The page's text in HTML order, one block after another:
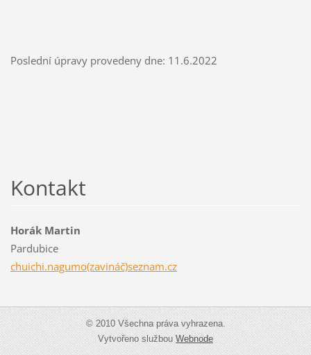
Poslední úpravy provedeny dne: 11.6.2022
Kontakt
Horák Martin
Pardubice
chuichi.nagumo(zavináč)seznam.cz
© 2010 Všechna práva vyhrazena.
Vytvořeno službouWebnode